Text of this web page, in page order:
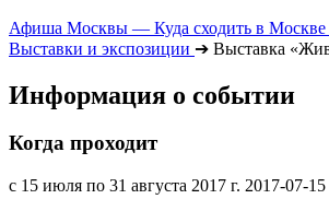
Афиша Москвы — Куда сходить в Москве
Выставки и экспозиции ➔ Выставка
Информация о событии
Когда проходит
с 15 июля по 31 августа 2017 г. 2017-07-15